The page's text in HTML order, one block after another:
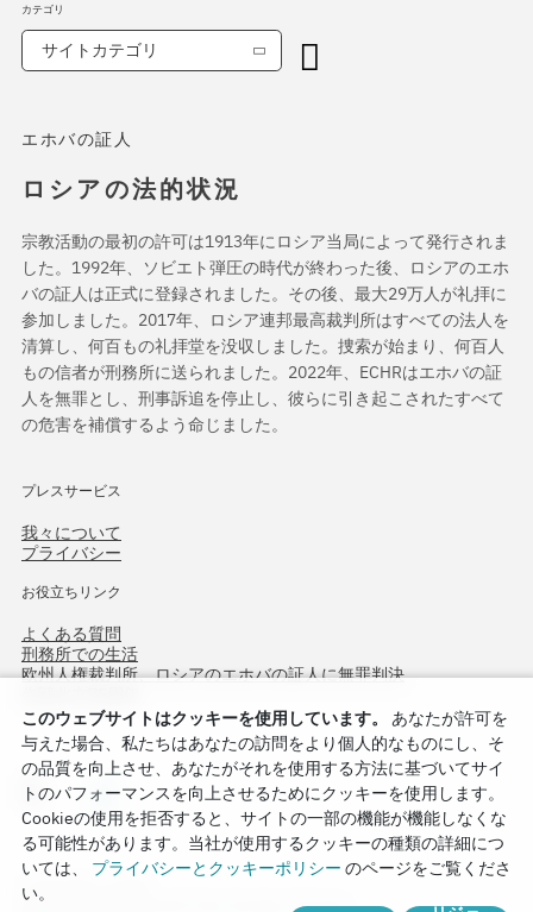
エホバの証人
ロシアの法的状況
宗教活動の最初の許可は1913年にロシア当局によって発行されま
した。1992年、ソビエト弾圧の時代が終わった後、ロシアのエホ
バの証人は正式に登録されました。その後、最大29万人が礼拝に
参加しました。2017年、ロシア連邦最高裁判所はすべての法人を
清算し、何百もの礼拝堂を没収しました。捜索が始まり、何百人
もの信者が刑務所に送られました。2022年、ECHRはエホバの証
人を無罪とし、刑事訴追を停止し、彼らに引き起こされたすべて
の危害を補償するよう命じました。
プレスサービス
我々について
プライバシー
お役立ちリンク
よくある質問
刑務所での生活
欧州人権裁判所、ロシアのエホバの証人に無罪判決
カテゴリ
サイトカテゴリ
Copyright © 2026
Watch Tower Bible and Tract Society of Korea.
このウェブサイトはクッキーを使用しています。
あなたが許可を
与えた場合、私たちはあなたの訪問をより個人的なものにし、そ
の品質を向上させ、あなたがそれを使用する方法に基づいてサイ
トのパフォーマンスを向上させるためにクッキーを使用します。
Cookieの使用を拒否すると、サイトの一部の機能が機能しなくな
る可能性があります。当社が使用するクッキーの種類の詳細につ
いては、 プライバシーとクッキーポリシー のページをご覧くださ
い。